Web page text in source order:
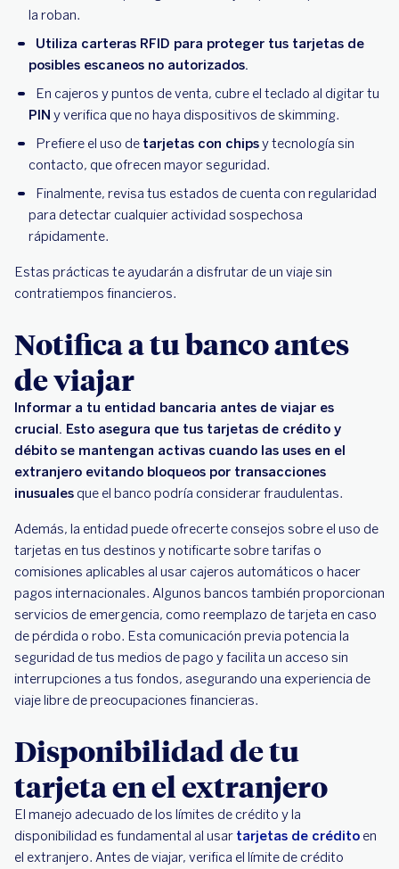
la roban.
Utiliza carteras RFID para proteger tus tarjetas de
posibles escaneos no autorizados.
En cajeros y puntos de venta, cubre el teclado al digitar tu
PIN y verifica que no haya dispositivos de skimming.
Prefiere el uso de tarjetas con chipsy tecnología sin
contacto, que ofrecen mayor seguridad.
Finalmente, revisa tus estados de cuenta con regularidad
para detectar cualquier actividad sospechosa
rápidamente.
Estas prácticas te ayudarán a disfrutar de un viaje sin
contratiempos financieros.
Notifica a tu banco antes
de viajar
Informar a tu entidad bancaria antes de viajar es
crucial. Esto asegura que tus tarjetas de crédito y
débito se mantengan activas cuando las uses en el
extranjero evitando bloqueos por transacciones
inusuales que el banco podría considerar fraudulentas.
Además, la entidad puede ofrecerte consejos sobre el uso de
tarjetas en tus destinos y notificarte sobre tarifas o
comisiones aplicables al usar cajeros automáticos o hacer
pagos internacionales. Algunos bancos también proporcionan
servicios de emergencia, como reemplazo de tarjeta en caso
de pérdida o robo. Esta comunicación previa potencia la
seguridad de tus medios de pago y facilita un acceso sin
interrupciones a tus fondos, asegurando una experiencia de
viaje libre de preocupaciones financieras.
Disponibilidad de tu
tarjeta en el extranjero
El manejo adecuado de los límites de crédito y la
disponibilidad es fundamental al usar tarjetas de crédito en
el extranjero. Antes de viajar, verifica el límite de crédito